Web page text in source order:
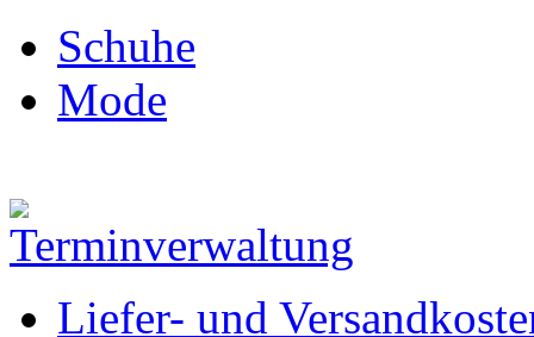
Schuhe
Mode
Liefer- und